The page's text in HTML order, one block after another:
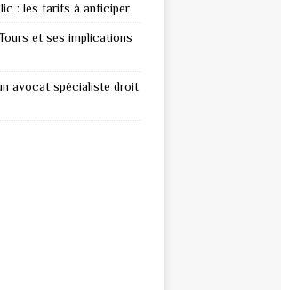
: les tarifs à anticiper
et ses implications
avocat spécialiste droit